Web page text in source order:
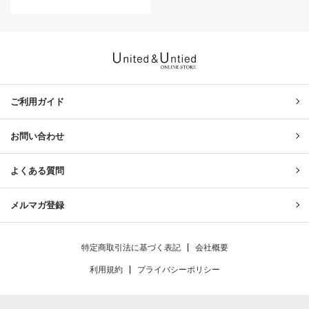
ご利用ガイド
お問い合わせ
よくある質問
メルマガ登録
特定商取引法に基づく表記 会社概要
利用規約 プライバシーポリシー